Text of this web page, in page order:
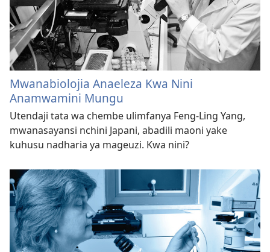
Mwanabiolojia Anaeleza Kwa Nini
Anamwamini Mungu
Utendaji tata wa chembe ulimfanya Feng-Ling Yang,
mwanasayansi nchini Japani, abadili maoni yake
kuhusu nadharia ya mageuzi. Kwa nini?